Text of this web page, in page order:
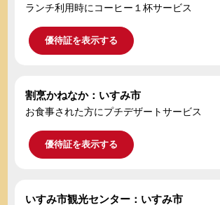
ランチ利用時にコーヒー１杯サービス
優待証を表示する
割烹かねなか：いすみ市
お食事された方にプチデザートサービス
優待証を表示する
いすみ市観光センター：いすみ市